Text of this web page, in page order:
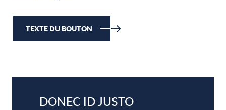
TEXTE DU BOUTON
DONEC ID JUSTO